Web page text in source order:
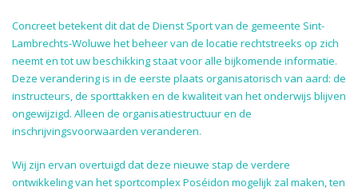
Concreet betekent dit dat de Dienst Sport van de gemeente Sint-
Lambrechts-Woluwe het beheer van de locatie rechtstreeks op zich
neemt en tot uw beschikking staat voor alle bijkomende informatie.
Deze verandering is in de eerste plaats organisatorisch van aard: de
instructeurs, de sporttakken en de kwaliteit van het onderwijs blijven
ongewijzigd. Alleen de organisatiestructuur en de
inschrijvingsvoorwaarden veranderen.
Wij zijn ervan overtuigd dat deze nieuwe stap de verdere
ontwikkeling van het sportcomplex Poséidon mogelijk zal maken, ten